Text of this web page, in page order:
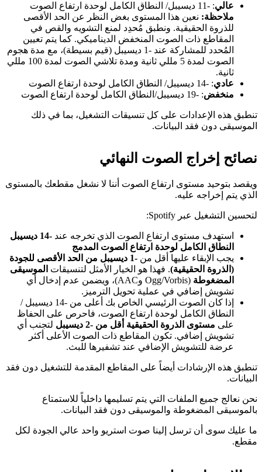
عالي: -11 ديسيبل/ النطاق الكامل لوحدة ارتفاع الصوت
ملاحظة: نعين هذا المستوى بغض النظر عن الحد الأقصى
للذروة الحقيقية. ونطبق مُحدِد لمنع التشويه والقص في
المقاطع ذات الصوت المنخفض الديناميكي. كما يتم تعيين
المُحدد للمشاركة عند -1 ديسيبل (قيم بسيطة)، مع مدة هجوم
الصوت لمدة 5 مللي ثانية ومدة تلاشي الصوت لمدة 100 مللي
ثانية.
عادي: -14 ديسيبل/ النطاق الكامل لوحدة ارتفاع الصوت
منخفض: -19 ديسيبل/النطاق الكامل لوحدة ارتفاع الصوت
تنطبق هذه الإعدادات على كل تنسيقات التشغيل، بما في ذلك
الموسيقى دون فقد البيانات.
نصائح إخراج الصوت النهائي
ويقصد بتوحيد مستوى ارتفاع الصوت أننا لا نشغل مقطعك بالمستوى
الذي يتم إخراجه عليه.
لتحسين التشغيل عبر Spotify:
استهدف مستوى ارتفاع الصوت الذي تخرجه عند
-14 ديسيبل
النطاق الكامل لوحدة ارتفاع الصوت المدمج
يجب الإبقاء عليها أقل من
-1 ديسيبل من الحد الأقصى للجودة
(الذروة الحقيقية). فهذا هو الخيار الأمثل لتنسيقات الموسيقى
المضغوطة
(Ogg/Vorbis وAAC)، ويضمن عدم إدخال أي
تشويش إضافي في عملية تحويل الترميز.
إذا كان الصوت الرئيسي الخاص بك أعلى من -14 ديسيبل /
النطاق الكامل لوحدة ارتفاع الصوت، فاحرص على الحفاظ
على مستوى الذروة الحقيقية أقل من -2 ديسيبل
لتجنب أي
تشويش إضافي. تكون المقاطع ذات الصوت الأعلى أكثر
عرضة للتشويش الإضافي عند تشفيرها للبث.
تنطبق هذه الإرشادات أيضاً على المقاطع المقدمة للتشغيل دون فقد
البيانات.
نحن نعالج جميع الملفات التي يتم تسليمها داخلياً للاستمتاع
بالموسيقى المضغوطة والموسيقى دون فقد البيانات.
ما عليك سوى أن ترسل إلينا صوت استريو واحد عالي الجودة لكل
مقطع.